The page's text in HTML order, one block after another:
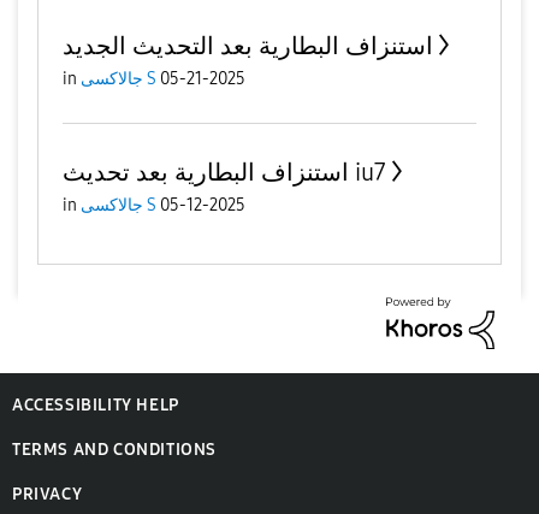
استنزاف البطارية بعد التحديث الجديد
in جالاكسى S 05-21-2025
استنزاف البطارية بعد تحديث iu7
in جالاكسى S 05-12-2025
ACCESSIBILITY HELP
TERMS AND CONDITIONS
PRIVACY